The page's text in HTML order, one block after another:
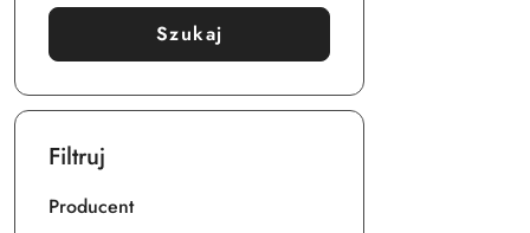
Szukaj
Filtruj
Producent